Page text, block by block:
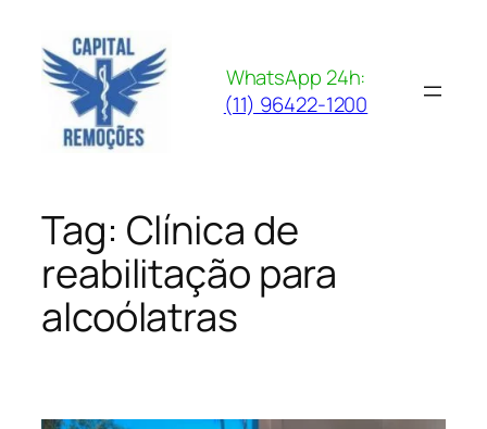
para
conteúdo
WhatsApp 24h:
(11) 96422-1200
Tag: Clínica de
reabilitação para
alcoólatras